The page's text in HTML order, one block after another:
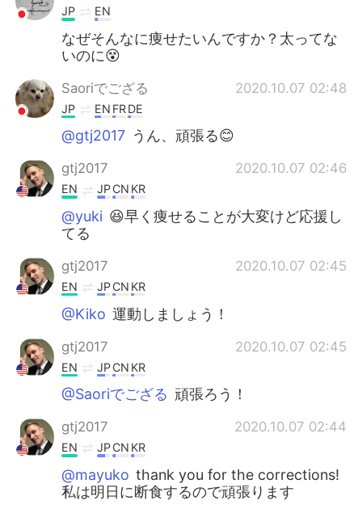
JP EN
なぜそんなに痩せたいんですか？太ってな
いのに😵
Saoriでござる 2020.10.07 02:48
JP EN FRDE
@gtj2017 うん、頑張る😊
gtj2017 2020.10.07 02:46
EN JPCN KR
@yuki 😆早く痩せることが大変けど応援し
てる
gtj2017 2020.10.07 02:45
EN JPCN KR
@Kiko 運動しましょう！
gtj2017 2020.10.07 02:45
EN JPCN KR
@Saoriでござる 頑張ろう！
gtj2017 2020.10.07 02:44
EN JPCN KR
@mayuko thank you for the corrections!
私は明日に断食するので頑張ります